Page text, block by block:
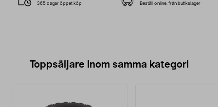
365 dagar öppet köp Beställ online, från butikslager
Toppsäljare inom samma kategori